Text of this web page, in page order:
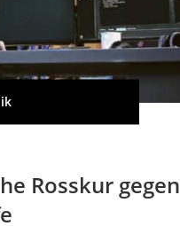
Rosskur gegen